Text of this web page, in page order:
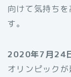
向けて気持ち
す。
2020年7月24
オリンピック